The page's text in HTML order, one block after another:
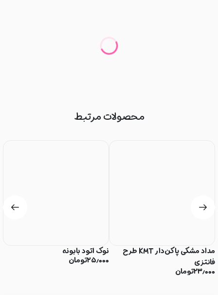
محصولات مرتبط
مداد مشکی پاکن‌دار KMT طرح
فانتزی
۲۳٫۰۰۰تومان
نوک اتود بابونه
۲۵٫۰۰۰تومان